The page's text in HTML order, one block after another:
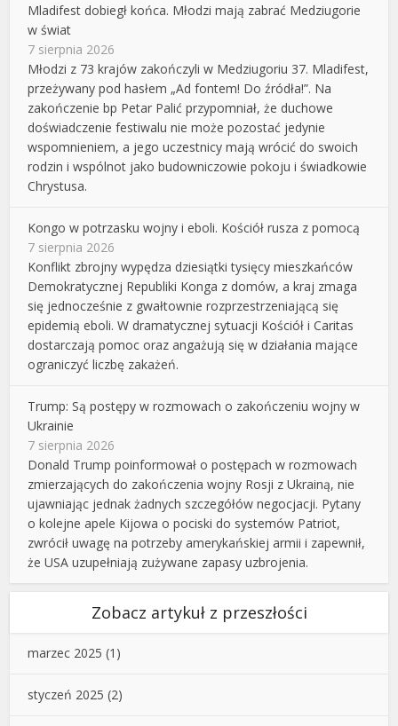
Mladifest dobiegł końca. Młodzi mają zabrać Medziugorie
w świat
7 sierpnia 2026
Młodzi z 73 krajów zakończyli w Medziugoriu 37. Mladifest,
przeżywany pod hasłem „Ad fontem! Do źródła!”. Na
zakończenie bp Petar Palić przypomniał, że duchowe
doświadczenie festiwalu nie może pozostać jedynie
wspomnieniem, a jego uczestnicy mają wrócić do swoich
rodzin i wspólnot jako budowniczowie pokoju i świadkowie
Chrystusa.
Kongo w potrzasku wojny i eboli. Kościół rusza z pomocą
7 sierpnia 2026
Konflikt zbrojny wypędza dziesiątki tysięcy mieszkańców
Demokratycznej Republiki Konga z domów, a kraj zmaga
się jednocześnie z gwałtownie rozprzestrzeniającą się
epidemią eboli. W dramatycznej sytuacji Kościół i Caritas
dostarczają pomoc oraz angażują się w działania mające
ograniczyć liczbę zakażeń.
Trump: Są postępy w rozmowach o zakończeniu wojny w
Ukrainie
7 sierpnia 2026
Donald Trump poinformował o postępach w rozmowach
zmierzających do zakończenia wojny Rosji z Ukrainą, nie
ujawniając jednak żadnych szczegółów negocjacji. Pytany
o kolejne apele Kijowa o pociski do systemów Patriot,
zwrócił uwagę na potrzeby amerykańskiej armii i zapewnił,
że USA uzupełniają zużywane zapasy uzbrojenia.
Zobacz artykuł z przeszłości
marzec 2025 (1)
styczeń 2025 (2)